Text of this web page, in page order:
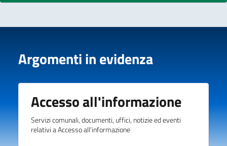
Argomenti in evidenza
Accesso all'informazione
Servizi comunali, documenti, uffici, notizie ed eventi
relativi a Accesso all'informazione